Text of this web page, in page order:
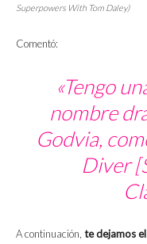
Superpowers With Tom Daley)
Comentó:
«Tengo
nombre
Godvia,
Diver
A continuación, te dejamos